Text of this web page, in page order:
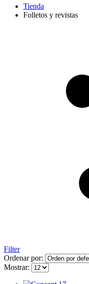
Tienda
Folletos y revistas
Filter
Ordenar por:
Mostrar: